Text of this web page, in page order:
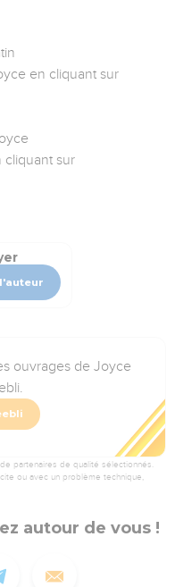
en cliquant sur
cliquant sur
ouvrages de Joyce
partenaires de qualité sélectionnés.
ou avec un problème technique,
autour de vous !